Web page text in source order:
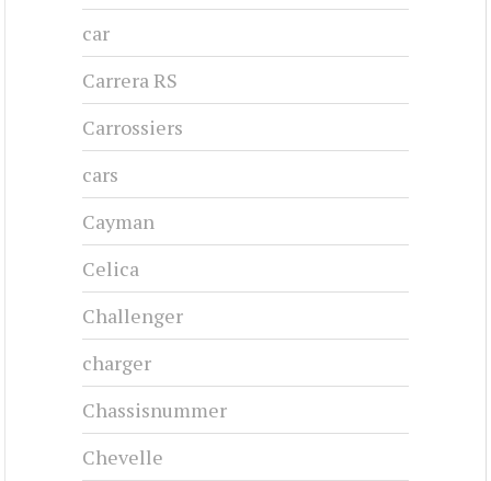
car
Carrera RS
Carrossiers
cars
Cayman
Celica
Challenger
charger
Chassisnummer
Chevelle